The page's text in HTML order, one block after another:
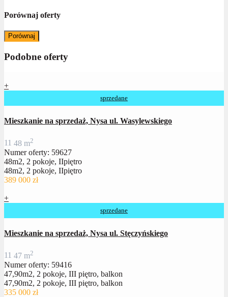
Porównaj oferty
Porównaj
Podobne oferty
+
sprzedane
Mieszkanie na sprzedaż, Nysa ul. Wasylewskiego
11 48 m2
Numer oferty: 59627
48m2, 2 pokoje, IIpiętro
48m2, 2 pokoje, IIpiętro
389 000 zł
+
sprzedane
Mieszkanie na sprzedaż, Nysa ul. Stęczyńskiego
11 47 m2
Numer oferty: 59416
47,90m2, 2 pokoje, III piętro, balkon
47,90m2, 2 pokoje, III piętro, balkon
335 000 zł